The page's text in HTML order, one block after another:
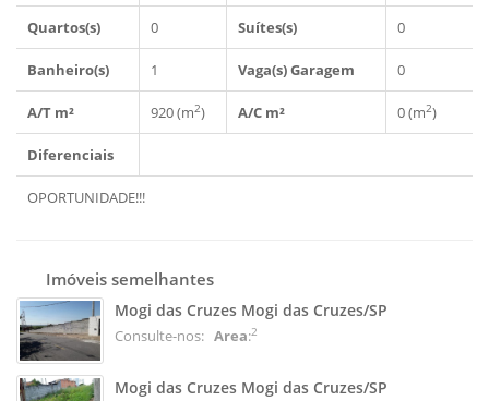
Quartos(s) 0 Suítes(s) 0
Banheiro(s) 1 Vaga(s) Garagem 0
A/T m² 920 (m2) A/C m² 0 (m2)
Diferenciais
OPORTUNIDADE!!!
Imóveis semelhantes
Mogi das Cruzes Mogi das Cruzes/SP
Consulte-nos: Area:2
Mogi das Cruzes Mogi das Cruzes/SP